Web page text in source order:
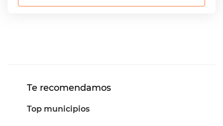
Te recomendamos
Top municipios